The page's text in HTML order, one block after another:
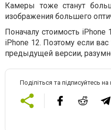
Камеры тоже станут
изображения большего
Поначалу стоимость
iPhone 12. Поэтому если вас
предыдущей версии,
Поділіться та підписуйтесь